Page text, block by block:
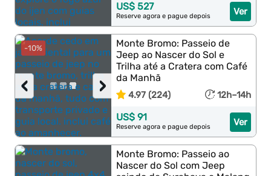
Ver
US$ 527
Reserve agora e pague depois
-10%
›
‹
Monte Bromo: Passeio de
Jeep ao Nascer do Sol e
Trilha até a Cratera com Café
da Manhã
4.97 (224) 12h–14h
Ver
US$ 91
Reserve agora e pague depois
Monte Bromo: Passeio ao
Nascer do Sol com Jeep